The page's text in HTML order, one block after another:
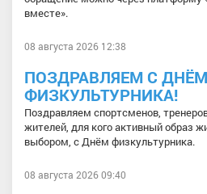
вместе».
08 августа 2026 12:38
ПОЗДРАВЛЯЕМ С ДНЁМ
ФИЗКУЛЬТУРНИКА!
Поздравляем спортсменов,
жителей, для кого активный образ
выбором, с Днём физкультурника.
08 августа 2026 09:40